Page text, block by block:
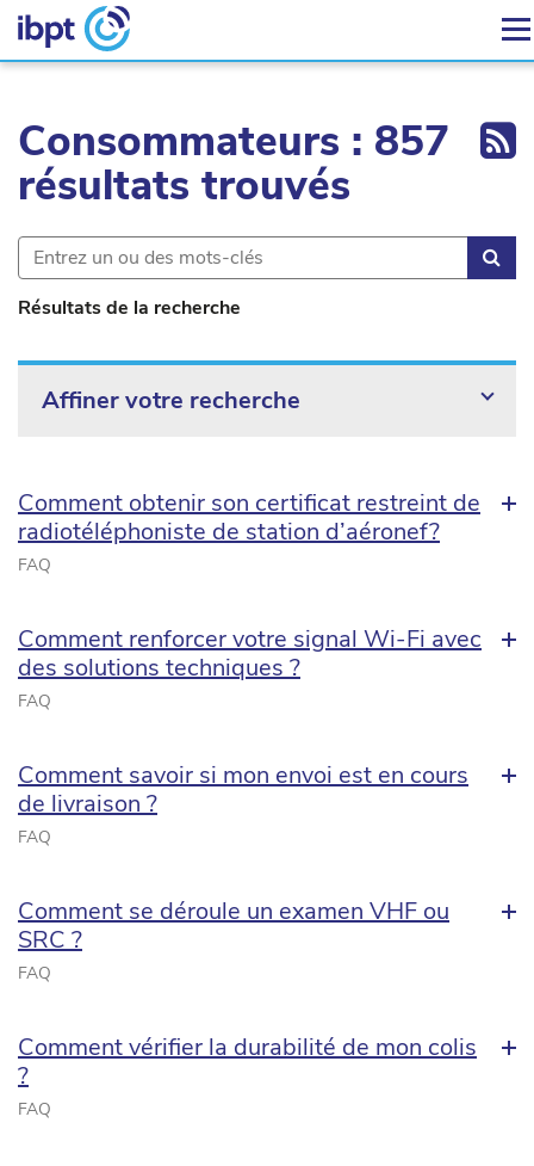
Consommateurs : 857
résultats trouvés
Résultats de la recherche
Affiner votre recherche
Comment obtenir son certificat restreint de
radiotéléphoniste de station d’aéronef?
FAQ
Comment renforcer votre signal Wi-Fi avec
des solutions techniques ?
FAQ
Comment savoir si mon envoi est en cours
de livraison ?
FAQ
Comment se déroule un examen VHF ou
SRC ?
FAQ
Comment vérifier la durabilité de mon colis
?
FAQ